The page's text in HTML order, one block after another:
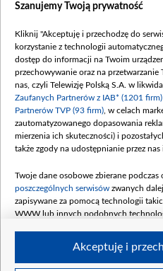
Dofinansowanie 635
(wpłata wrzesień 100
mln, listopad 265 mln)
Dofinansowanie 48 862
Data podpisania
(wpłata grudzień
Dofinansowanie 900
Data podpisania
kwiecień 180 mln, 7
czerwca 90 mln)
Dofinansowanie 250
4 sierpnia 250 mln
Szanujemy Twoją prywatność
Kliknij "Akceptuję i przechodzę do
korzystanie z technologii
dostęp do informacji na Twoim
przechowywanie oraz na
nas, czyli Telewizję Polską S.A. w
Zaufanych Partnerów z IAB* (1201 firm)
Partnerów TVP (93 firm) , w celach
zautomatyzowanego dopasowania
mierzenia ich skuteczności) i
także zgody na udostępnianie przez
Twoje dane osobowe zbierane podczas
poszczególnych serwisów zwanych
zapisywane za pomocą technologii
WWW lub innych podobnych
Akceptuję i